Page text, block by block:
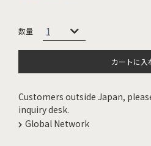
カートに入
Customers outside Japan,
inquiry desk.
Global Network